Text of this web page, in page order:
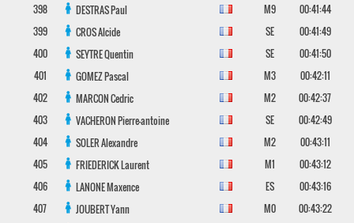
398
DESTRASPaul M9
00:41:44
399
CROSAlcide SE
00:41:49
400
SEYTREQuentin SE
00:41:50
401
GOMEZPascal M3
00:42:11
402
MARCONCedric M2
00:42:37
403
VACHERONPierre-antoine SE
00:42:49
404
SOLERAlexandre M2
00:43:11
405
FRIEDERICKLaurent M1
00:43:12
406
LANONEMaxence ES
00:43:16
407
JOUBERTYann M0
00:43:22